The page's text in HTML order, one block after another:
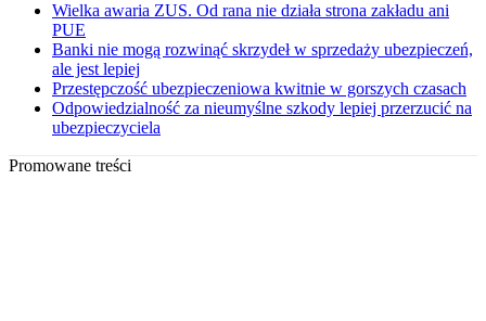
Wielka awaria ZUS. Od rana nie działa strona zakładu ani
PUE
Banki nie mogą rozwinąć skrzydeł w sprzedaży ubezpieczeń,
ale jest lepiej
Przestępczość ubezpieczeniowa kwitnie w gorszych czasach
Odpowiedzialność za nieumyślne szkody lepiej przerzucić na
ubezpieczyciela
Promowane treści